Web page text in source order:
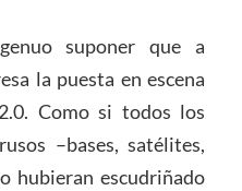
suponer que a
la puesta en escena
Como si todos los
–bases, satélites,
hubieran escudriñado